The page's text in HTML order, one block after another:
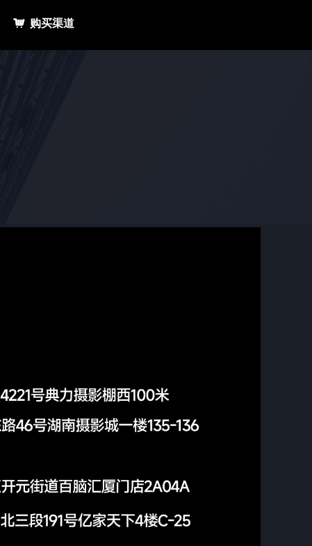
낙 购买渠道